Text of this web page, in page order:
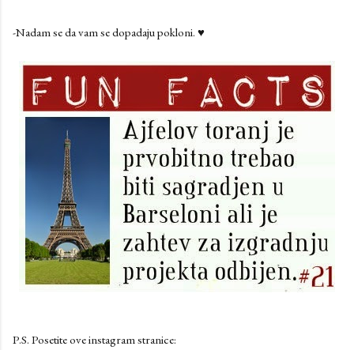
-Nadam se da vam se dopadaju pokloni. ♥
P.S. Posetite ove instagram stranice: